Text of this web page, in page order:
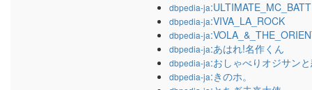
dbpedia-ja
dbpedia-ja:VIVA_LA_ROCK
dbpedia-ja
dbpedia-ja:あはれ!名作くん
dbpedia-ja:おしゃべりオジサン
dbpedia-ja:きのホ。